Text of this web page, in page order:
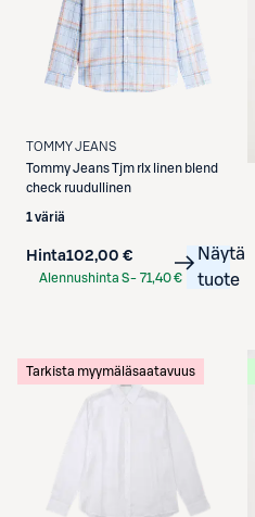
TOMMY JEANS
Tommy JeansTjm rlx linen blend
check ruudullinen
1 väriä
Hinta102,00 €
Alennushinta S- 71,40 €
Näytä
tuote
Tarkista myymäläsaatavuus